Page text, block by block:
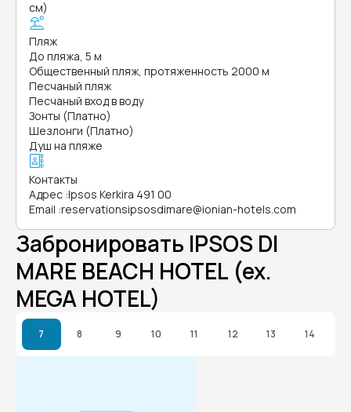
см)
Пляж
До пляжа, 5 м
Общественный пляж, протяженность 2000 м
Песчаный пляж
Песчаный вход в воду
Зонты (Платно)
Шезлонги (Платно)
Душ на пляже
Контакты
Адрес :Ipsos Kerkira 491 00
Email :reservationsipsosdimare@ionian-hotels.com
Забронировать IPSOS DI
MARE BEACH HOTEL (ex.
MEGA HOTEL)
7 8 9 10 11 12 13 14